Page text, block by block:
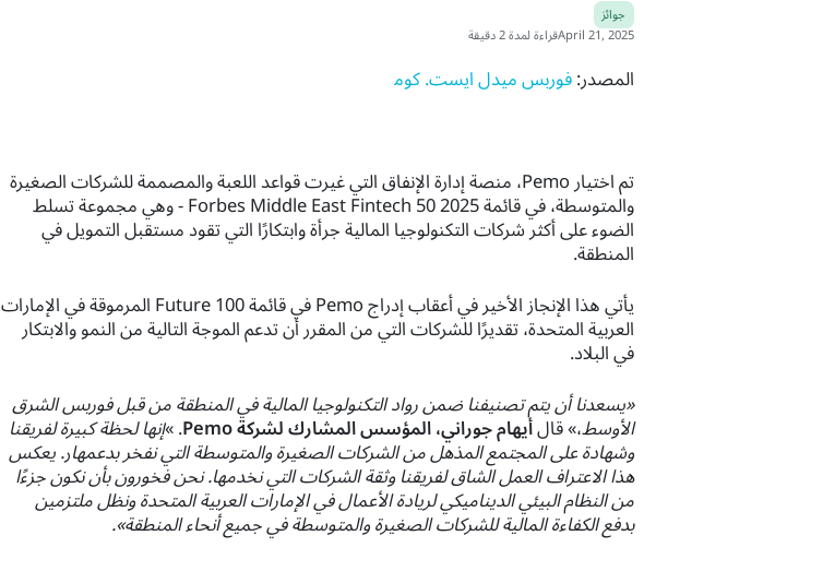
جوائز
April 21, 2025قراءة لمدة 2 دقيقة
المصدر:فوربس ميدل ايست. كوم
تم اختيار Pemo، منصة إدارة الإنفاق التي غيرت قواعد اللعبة والمصممة للشركات الصغيرة
والمتوسطة، في قائمة Forbes Middle East Fintech 50 2025 - وهي مجموعة تسلط
الضوء على أكثر شركات التكنولوجيا المالية جرأة وابتكارًا التي تقود مستقبل التمويل في
المنطقة.
يأتي هذا الإنجاز الأخير في أعقاب إدراج Pemo في قائمة Future 100 المرموقة في الإمارات
العربية المتحدة، تقديرًا للشركات التي من المقرر أن تدعم الموجة التالية من النمو والابتكار
في البلاد.
«يسعدنا أن يتم تصنيفنا ضمن رواد التكنولوجيا المالية في المنطقة من قبل فوربس الشرق
الأوسط،» قالأيهام جوراني، المؤسس المشارك لشركة Pemo . »إنها لحظة كبيرة لفريقنا
وشهادة على المجتمع المذهل من الشركات الصغيرة والمتوسطة التي نفخر بدعمهار. يعكس
هذا الاعتراف العمل الشاق لفريقنا وثقة الشركات التي نخدمها. نحن فخورون بأن نكون جزءًا
من النظام البيئي الديناميكي لريادة الأعمال في الإمارات العربية المتحدة ونظل ملتزمين
بدفع الكفاءة المالية للشركات الصغيرة والمتوسطة في جميع أنحاء المنطقة».